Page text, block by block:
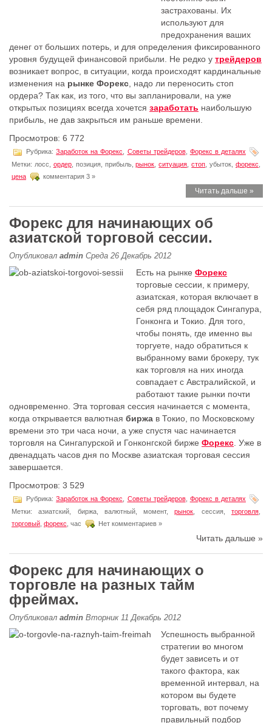
застрахованы. Их
используют для
предохранения ваших
денег от больших потерь, и для определения фиксированного
уровня будущей финансовой прибыли. Не редко у трейдеров
возникает вопрос, в ситуации, когда происходят кардинальные
изменения на рынке Форекс , надо ли переносить стоп
ордера? Так как, из того, что вы запланировали, на уже
открытых позициях всегда хочется заработать наибольшую
прибыль, не дав закрыться им раньше времени.
Просмотров: 6 772
Рубрика:Заработок на Форекс Советы трейдеров, Форекс в деталях
Метки: лосс, ордер, позиция, прибыль,рынoк ,ситуация ,стоп , убыток,форекс
цeна
комментария 3 »
Читать дальше »
Форекс для начинающих об
азиатской торговой сессии.
Опубликовал admin Среда 26 Декабрь 2012
Есть на рынке Форекс
торговые сессии, к примеру,
азиатская, которая включает в
себя ряд площадок Сингапура,
Гонконга и Токио. Для того,
чтобы понять, где именно вы
торгуете, надо обратиться к
выбранному вами брокеру, тук
как торговля на них иногда
совпадает с Австралийской, и
работают такие рынки почти
одновременно. Эта торговая сессия начинается с момента,
когда открывается валютная биржа в Токио, по Московскому
времени это три часа ночи, а уже спустя час начинается
торговля на Сингапурской и Гонконгской бирже Форекс . Уже в
двенадцать часов дня по Москве азиатская торговая сессия
завершается.
Просмотров: 3 529
Рубрика:Заработок на Форекс Советы трейдеров, Форекс в деталях
Метки: азиатский, биржа, валютный, мoмент,рынoк , сессия,торговля
торговый форекс , час Нет комментариев »
Читать дальше »
Форекс для начинающих о
торговле на разных тайм
фреймах.
Опубликовал admin Вторник 11 Декабрь 2012
Успешность выбранной
стратегии во многом
будет зависеть и от
такого фактора, как
временной интервал, на
котором вы будете
торговать, вот почему
правильный подбор